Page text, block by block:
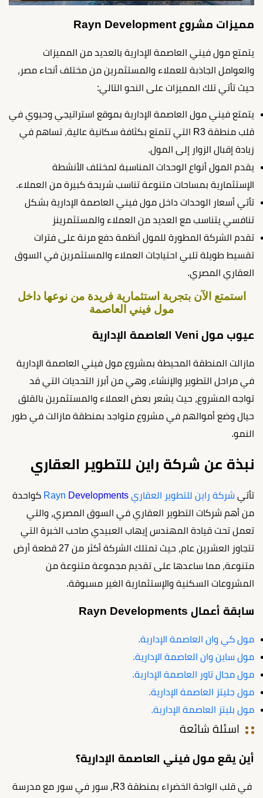
مميزات مشروع Rayn Development
يتمتع مول فيني العاصمة الإدارية بالعديد من المميزات
والعوامل الجاذبة للعملاء والمستثمرين من مختلف أنحاء مصر،
حيث تأتي تلك المميزات على النحو التالي:
يتمتع فيني مول العاصمة الإدارية بموقع استراتيجي وحيوي في
قلب منطقة R3 التي تتمتع بكثافة سكانية عالية، تساهم في
زيادة إقبال الزوار إلى المول.
يقدم المول أنواع الوحدات المناسبة لمختلف الأنشطة
الإستثمارية بمساحات متنوعة تناسب شريحة كبيرة من العملاء.
تأتي أسعار الوحدات داخل مول فيني العاصمة الإدارية بشكل
تنافسي يتناسب مع العديد من العملاء والمستثمرينز
تقدم الشركة المطورة للمول أنظمة دفع مرنة على فترات
تقسيط طويلة تلبي احتياجات العملاء والمستثمرين في السوق
العقاري المصري.
استمتع الآن بتجربة استثمارية فريدة من نوعها داخل
مول فيني العاصمة
عيوب مول Veni العاصمة الإدارية
مازالت المنطقة المحيطة بمشروع مول فيني العاصمة الإدارية
في مراحل التطوير والإنشاء، وهي من أبرز التحديات التي قد
تواجه المشروع، حيث يشعر بعض العملاء والمستثمرين بالقلق
حيال وضع أموالهم في مشروع متواجد بمنطقة مازالت في طور
النمو.
نبذة عن شركة راين للتطوير العقاري
تأتي شركة راين للتطوير العقاري Rayn Developments
كواحدة
من أهم شركات التطوير العقاري في السوق المصري، والتي
تعمل تحت قيادة المهندس إيهاب العبيدي صاحب الخبرة التي
تتجاوز العشرين عام، حيث تمتلك الشركة أكثر من 27 قطعة أرض
متنوعة، مما ساعدها على تقديم مجموعة متنوعة من
المشروعات السكنية والإستثمارية الغير مسبوقة.
سابقة أعمال Rayn Developments
مول كي وان العاصمة الإدارية.
مول ساين وان العاصمة الإدارية.
مول مجال تاور العاصمة الإدارية.
مول جليتز العاصمة الإدارية.
مول بليتز العاصمة الإدارية.
اسئلة شائعة
أين يقع مول فيني العاصمة الإدارية؟
في قلب الواحة الخضراء بمنطقة
R3، سور في سور مع مدرسة